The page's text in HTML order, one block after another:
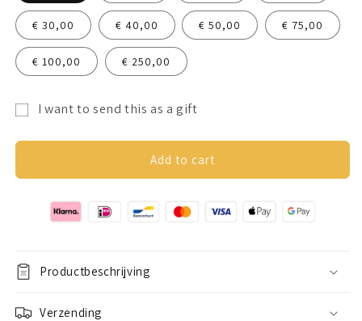
€ 30,00 € 40,00 € 50,00 € 75,00
€ 100,00 € 250,00
I want to send this as a gift
recipient
collapsed
Add to cart
Productbeschrijving
Verzending